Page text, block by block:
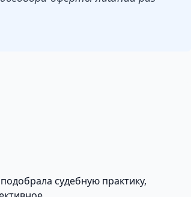
судебную практику,